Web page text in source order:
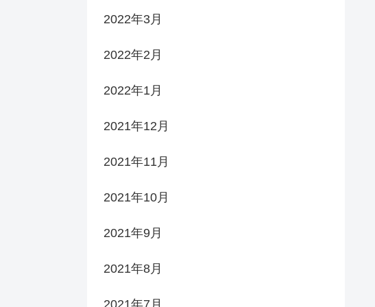
2022年3月
2022年2月
2022年1月
2021年12月
2021年11月
2021年10月
2021年9月
2021年8月
2021年7月